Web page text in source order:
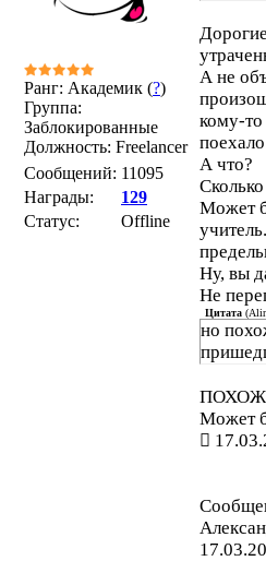
Ранг: Академик (?)
Группа:
Заблокированные
Должность: Freelancer
Сообщений: 11095
Награды:
129
Статус:
Offline
А не
кому-то
А что?
Может
Ну, вы
Не
Цитата (
но
Может